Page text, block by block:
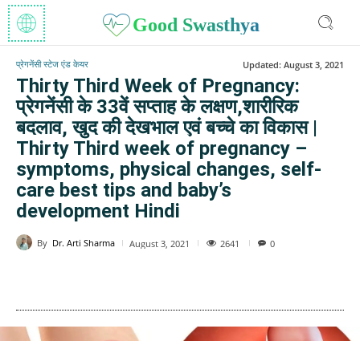
Good Swasthya
प्रेगनेंसी स्टेज एंड केयर Updated: August 3, 2021
Thirty Third Week of Pregnancy:
प्रेगनेंसी के 33वें सप्ताह के लक्षण,शारीरिक
बदलाव, खुद की देखभाल एवं बच्चे का विकास |
Thirty Third week of pregnancy –
symptoms, physical changes, self-
care best tips and baby’s
development Hindi
By Dr. Arti Sharma August 3, 2021 2641 0